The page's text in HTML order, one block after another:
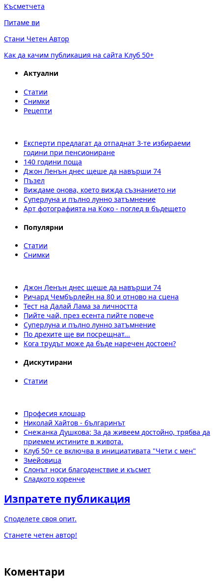
Късметчета
Питаме ви
Стани Четен Автор
Как да качим публикация на сайта Клуб 50+
Актуални
Статии
Снимки
Рецепти
Експерти предлагат да отпаднат 3-те избираеми
години при пенсиониране
140 години поща
Джон Ленън днес щеше да навърши 74
Пъзел
Виждаме онова, което вижда съзнанието ни
Суперлуна и пълно лунно затъмнение
Арт фотографията на Коко - поглед в бъдещето
Популярни
Статии
Снимки
Джон Ленън днес щеше да навърши 74
Ричард Чембърлейн на 80 и отново на сцена
Тест на Далай Лама за личността
Пийте чай, през есента пийте повече
Суперлуна и пълно лунно затъмнение
По дрехите ще ви посрещнат...
Кога трудът може да бъде наречен достоен?
Дискутирани
Статии
Професия клошар
Николай Хайтов - българинът
Снежанка Душкова: За да живеем достойно, трябва да
приемем истините в живота.
Клуб 50+ се включва в инициативата "Чети с мен"
Змейовица
Слонът носи благоденствие и късмет
Сладкото коренче
Изпратете публикация
Споделете своя опит.
Станете четен автор!
Коментари